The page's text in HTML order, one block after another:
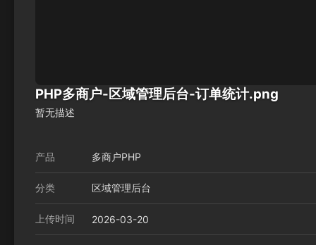
PHP多商户-区域管理后台-订单统计.png
暂无描述
产品 多商户PHP
分类 区域管理后台
上传时间 2026-03-20